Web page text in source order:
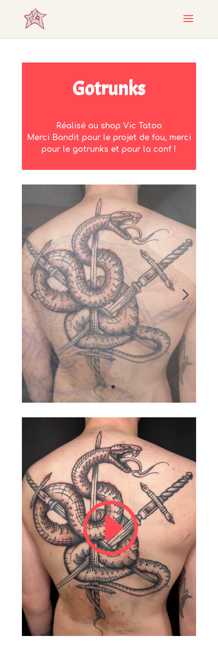
Gotrunks
Réalisé au shop Vic Tatoo
Merci Bandit pour le projet de fou, merci
pour le gotrunks et pour la conf !